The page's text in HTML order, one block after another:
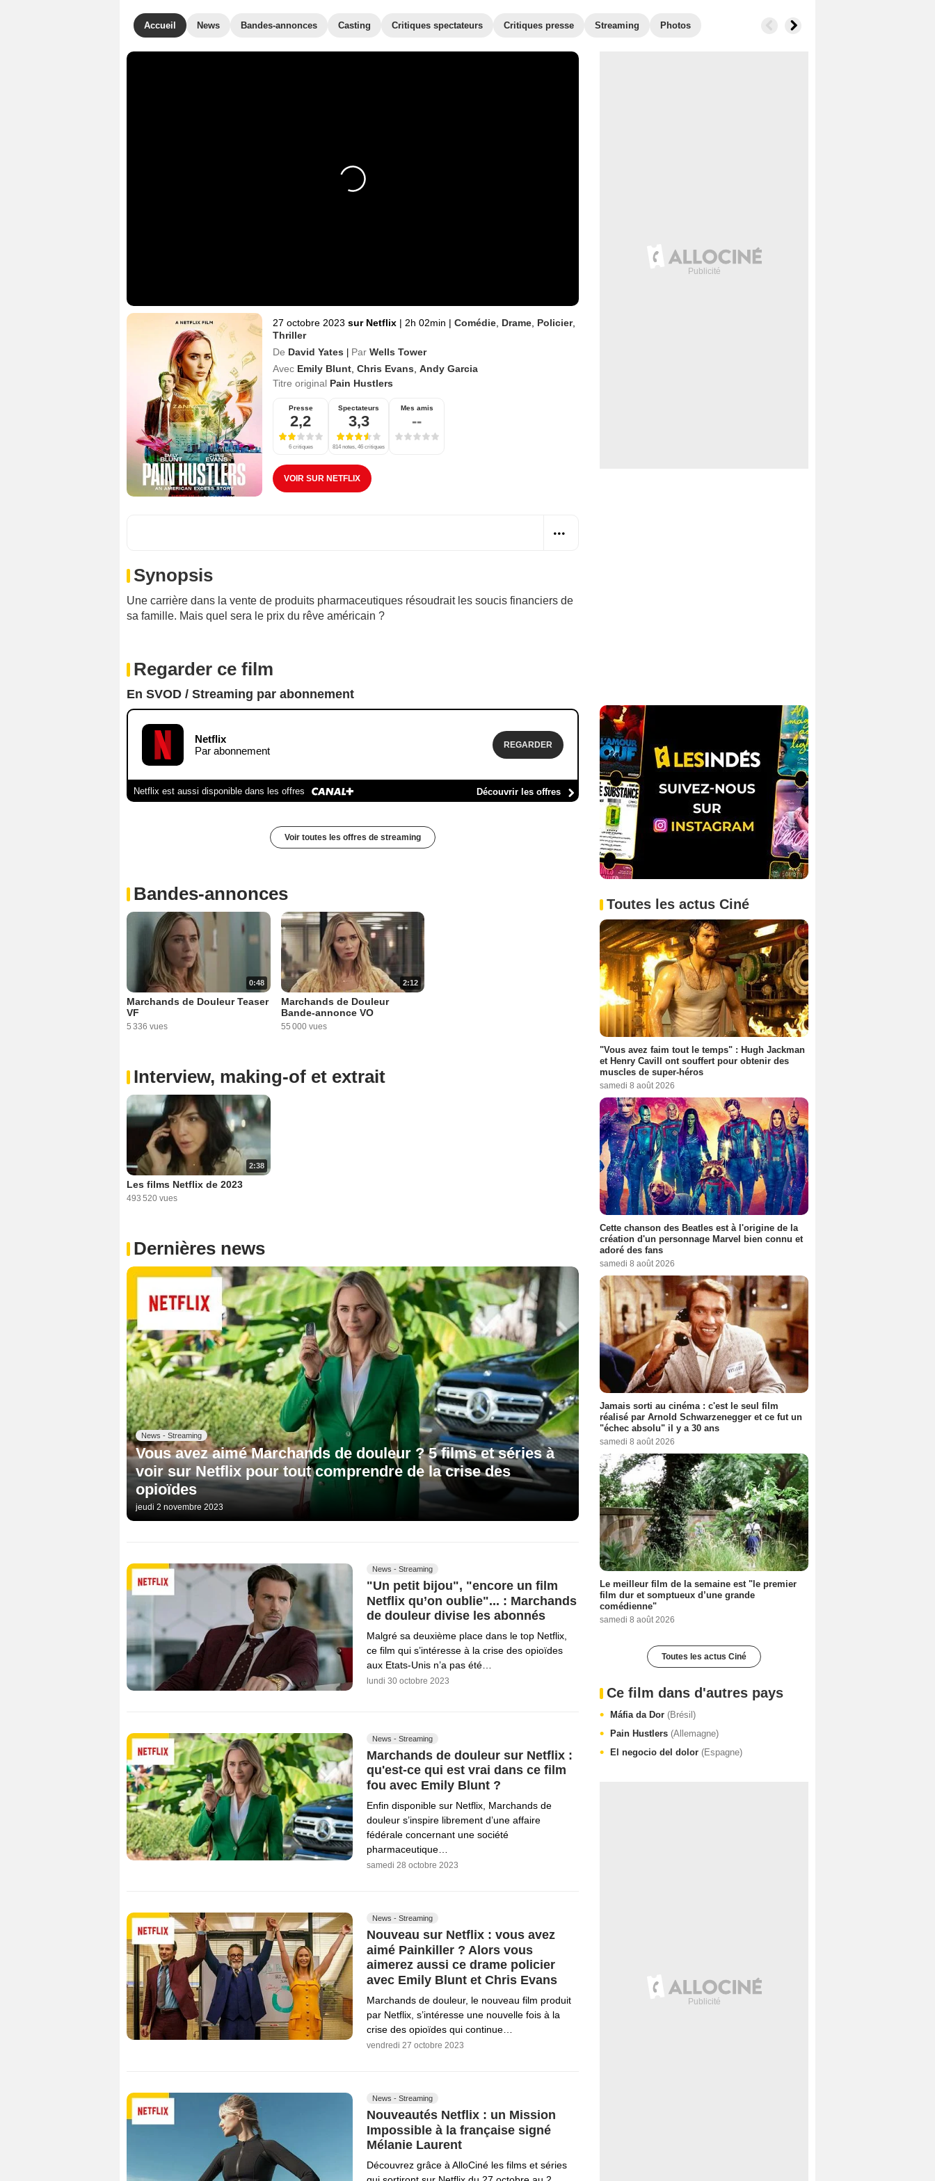
Accueil News Bandes-annonces Casting Critiques spectateurs Critiques presse Streaming Photos
27 octobre 2023 sur Netflix | 2h 02min | Comédie Drame Policier,
Thriller
De David Yates | Par Wells Tower
Avec Emily Blunt Chris Evans Andy Garcia
Titre original Pain Hustlers
Presse
2,2
6 critiques
Spectateurs
3,3
814 notes, 46 critiques
Mes amis
--
VOIR SUR NETFLIX
Synopsis
Une carrière dans la vente de produits pharmaceutiques résoudrait les soucis financiers de
sa famille. Mais quel sera le prix du rêve américain ?
Regarder ce film
En SVOD / Streaming par abonnement
Netflix
Par abonnement
REGARDER
Netflix est aussi disponible dans les offres Découvrir les offres
Voir toutes les offres de streaming
Bandes-annonces
0:48
Marchands de Douleur Teaser
VF
5 336 vues
2:12
Marchands de Douleur
Bande-annonce VO
55 000 vues
Interview, making-of et extrait
2:38
Les films Netflix de 2023
493 520 vues
Dernières news
News - Streaming
Vous avez aimé Marchands de douleur ? 5 films et séries à
voir sur Netflix pour tout comprendre de la crise des
opioïdes
jeudi 2 novembre 2023
News - Streaming
"Un petit bijou", "encore un film
Netflix qu’on oublie"... : Marchands
de douleur divise les abonnés
Malgré sa deuxième place dans le top Netflix,
ce film qui s’intéresse à la crise des opioïdes
aux Etats-Unis n’a pas été…
lundi 30 octobre 2023
News - Streaming
Marchands de douleur sur Netflix :
qu'est-ce qui est vrai dans ce film
fou avec Emily Blunt ?
Enfin disponible sur Netflix, Marchands de
douleur s’inspire librement d’une affaire
fédérale concernant une société
pharmaceutique…
samedi 28 octobre 2023
News - Streaming
Nouveau sur Netflix : vous avez
aimé Painkiller ? Alors vous
aimerez aussi ce drame policier
avec Emily Blunt et Chris Evans
Marchands de douleur, le nouveau film produit
par Netflix, s’intéresse une nouvelle fois à la
crise des opioïdes qui continue…
vendredi 27 octobre 2023
News - Streaming
Nouveautés Netflix : un Mission
Impossible à la française signé
Mélanie Laurent
Découvrez grâce à AlloCiné les films et séries
Toutes les actus Ciné
"Vous avez faim tout le temps" : Hugh Jackman
et Henry Cavill ont souffert pour obtenir des
muscles de super-héros
samedi 8 août 2026
Cette chanson des Beatles est à l'origine de la
création d'un personnage Marvel bien connu et
adoré des fans
samedi 8 août 2026
Jamais sorti au cinéma : c'est le seul film
réalisé par Arnold Schwarzenegger et ce fut un
"échec absolu" il y a 30 ans
samedi 8 août 2026
Le meilleur film de la semaine est "le premier
film dur et somptueux d’une grande
comédienne"
samedi 8 août 2026
Toutes les actus Ciné
Ce film dans d'autres pays
Máfia da Dor (Brésil)
Pain Hustlers (Allemagne)
El negocio del dolor (Espagne)